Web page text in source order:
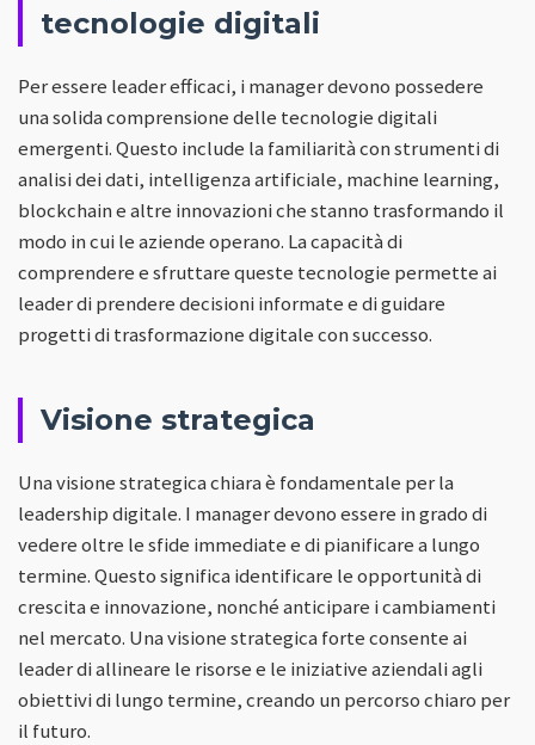
tecnologie digitali
Per essere leader efficaci, i manager devono possedere
una solida comprensione delle tecnologie digitali
emergenti. Questo include la familiarità con strumenti di
analisi dei dati, intelligenza artificiale, machine learning,
blockchain e altre innovazioni che stanno trasformando il
modo in cui le aziende operano. La capacità di
comprendere e sfruttare queste tecnologie permette ai
leader di prendere decisioni informate e di guidare
progetti di trasformazione digitale con successo.
Visione strategica
Una visione strategica chiara è fondamentale per la
leadership digitale. I manager devono essere in grado di
vedere oltre le sfide immediate e di pianificare a lungo
termine. Questo significa identificare le opportunità di
crescita e innovazione, nonché anticipare i cambiamenti
nel mercato. Una visione strategica forte consente ai
leader di allineare le risorse e le iniziative aziendali agli
obiettivi di lungo termine, creando un percorso chiaro per
il futuro.